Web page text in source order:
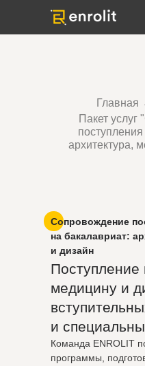
Главная
Пакет
архитектура,
Сопровождение
на бакалавриат:
и дизайн
Поступление
медицину и
и
Команда ENROLIT
программы,